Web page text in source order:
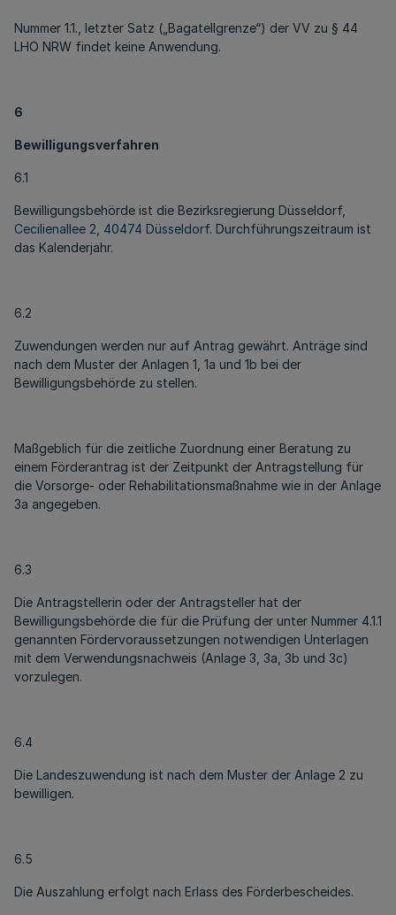
Nummer 1.1., letzter Satz („Bagatellgrenze“) der VV zu § 44
LHO NRW findet keine Anwendung.
6
Bewilligungsverfahren
6.1
Bewilligungsbehörde ist die Bezirksregierung Düsseldorf,
Cecilienallee 2, 40474 Düsseldorf. Durchführungszeitraum ist
das Kalenderjahr.
6.2
Zuwendungen werden nur auf Antrag gewährt. Anträge sind
nach dem Muster der Anlagen 1, 1a und 1b bei der
Bewilligungsbehörde zu stellen.
Maßgeblich für die zeitliche Zuordnung einer Beratung zu
einem Förderantrag ist der Zeitpunkt der Antragstellung für
die Vorsorge- oder Rehabilitationsmaßnahme wie in der Anlage
3a angegeben.
6.3
Die Antragstellerin oder der Antragsteller hat der
Bewilligungsbehörde die für die Prüfung der unter Nummer 4.1.1
genannten Fördervoraussetzungen notwendigen Unterlagen
mit dem Verwendungsnachweis (Anlage 3, 3a, 3b und 3c)
vorzulegen.
6.4
Die Landeszuwendung ist nach dem Muster der Anlage 2 zu
bewilligen.
6.5
Die Auszahlung erfolgt nach Erlass des Förderbescheides.